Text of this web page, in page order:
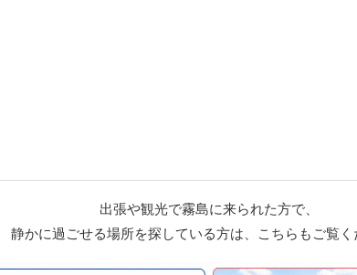
出張や観光で霧島に来られた方で、
静かに過ごせる場所を探している方は、こちらもご覧く